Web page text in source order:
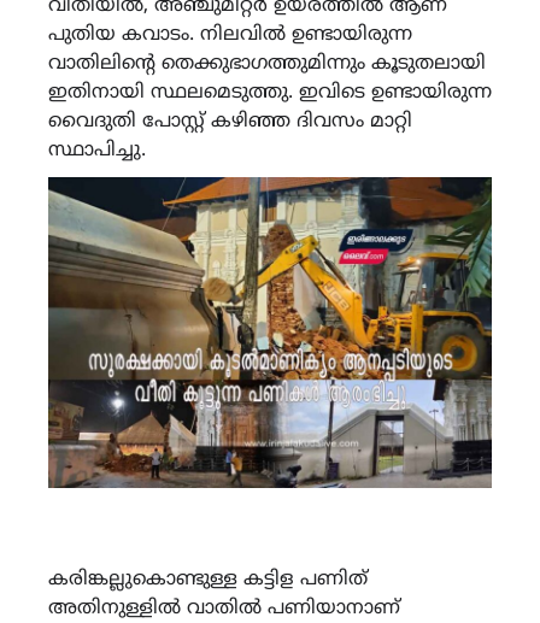
വീതിയിൽ, അഞ്ചുമീറ്റർ ഉയരത്തിൽ ആണ്
പുതിയ കവാടം. നിലവിൽ ഉണ്ടായിരുന്ന
വാതിലിന്റെ തെക്കുഭാഗത്തുമിന്നും കൂടുതലായി
ഇതിനായി സ്ഥലമെടുത്തു. ഇവിടെ ഉണ്ടായിരുന്ന
വൈദുതി പോസ്റ്റ് കഴിഞ്ഞ ദിവസം മാറ്റി
സ്ഥാപിച്ചു.
കരിങ്കല്ലുകൊണ്ടുള്ള കട്ടിള പണിത്
അതിനുള്ളിൽ വാതിൽ പണിയാനാണ്